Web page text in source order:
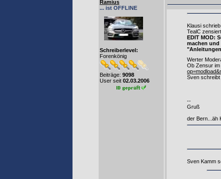
Ramius
... ist OFFLINE
Schreiberlevel:
Forenkönig
Beiträge: 9098
User seit 02.03.2006
Klausi
TealC
EDIT MOD:
machen und
Werter
Ob Zensur
Sven
--
Gruß
der Bern...äh
Sven Kamm